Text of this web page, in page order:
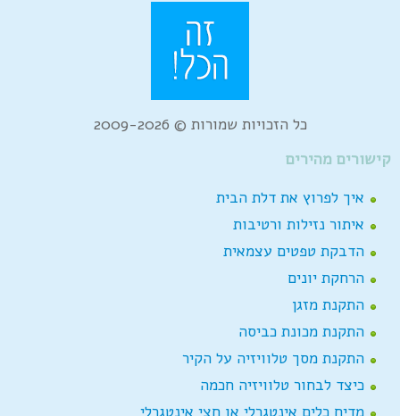
כל הזכויות שמורות © 2009-2026
קישורים מהירים
איך לפרוץ את דלת הבית
איתור נזילות ורטיבות
הדבקת טפטים עצמאית
הרחקת יונים
התקנת מזגן
התקנת מכונת כביסה
התקנת מסך טלוויזיה על הקיר
כיצד לבחור טלוויזיה חכמה